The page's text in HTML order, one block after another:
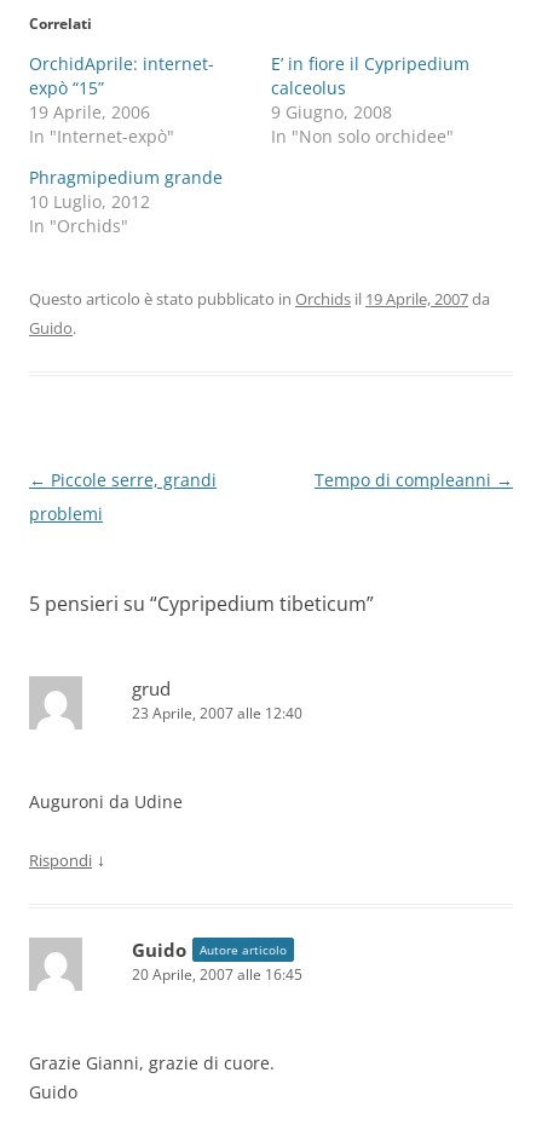
Correlati
OrchidAprile: internet-
expò “15”
19 Aprile, 2006
In "Internet-expò"
E’ in fiore il Cypripedium
calceolus
9 Giugno, 2008
In "Non solo orchidee"
Phragmipedium grande
10 Luglio, 2012
In "Orchids"
Questo articolo è stato pubblicato in Orchids il 19 Aprile, 2007da
Guido.
Navigazione
articolo
← Piccole serre, grandi
problemi
Tempo di compleanni →
5 pensieri su “Cypripedium tibeticum”
grud
23 Aprile, 2007 alle 12:40
Auguroni da Udine
Rispondi ↓
Guido Autore articolo
20 Aprile, 2007 alle 16:45
Grazie Gianni, grazie di cuore.
Guido